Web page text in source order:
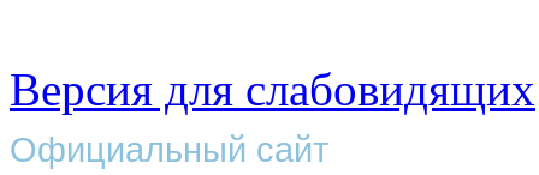
Версия для слабовидящих
Официальный сайт